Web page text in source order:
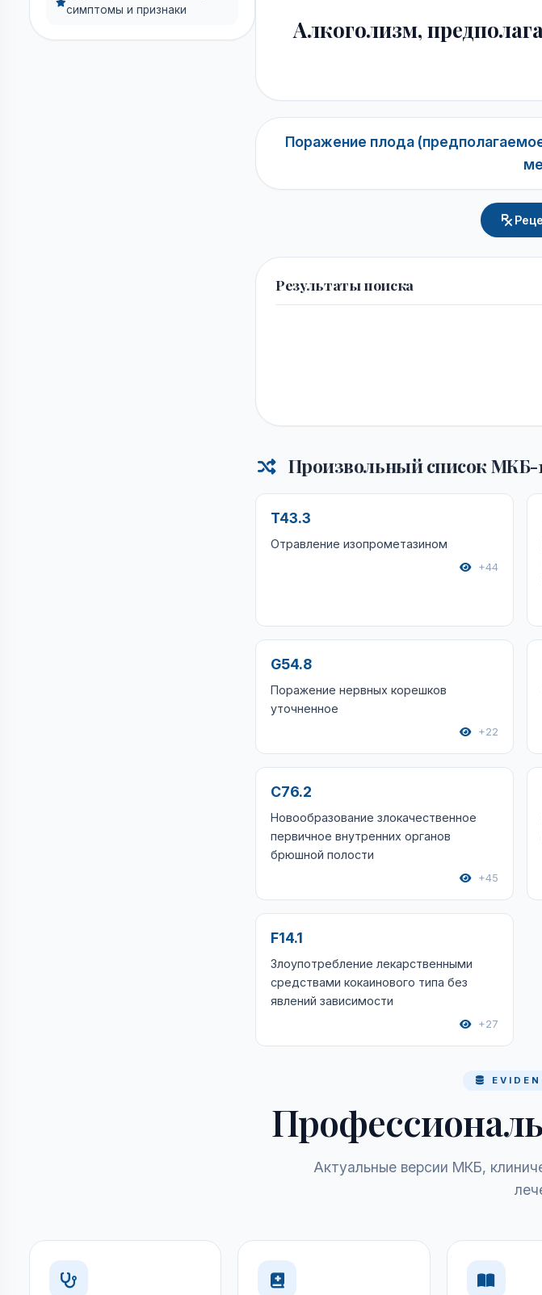
симптомы и признаки
Алкоголизм,
Поражение плода
Результаты поиска
Произвольный список МКБ-
T43.3
Отравление изопрометазином
+44
G54.8
Поражение нервных корешков
уточненное
+22
C76.2
Новообразование злокачественное
первичное внутренних органов
брюшной полости
+45
F14.1
Злоупотребление лекарственными
средствами кокаинового типа без
явлений зависимости
+27
Актуальные версии МКБ,